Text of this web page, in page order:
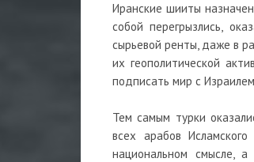
Иранские шииты
собой перегрызлись,
сырьевой ренты, даже в
их геополитической
подписать мир с
Тем самым турки
всех арабов
национальном смысле,